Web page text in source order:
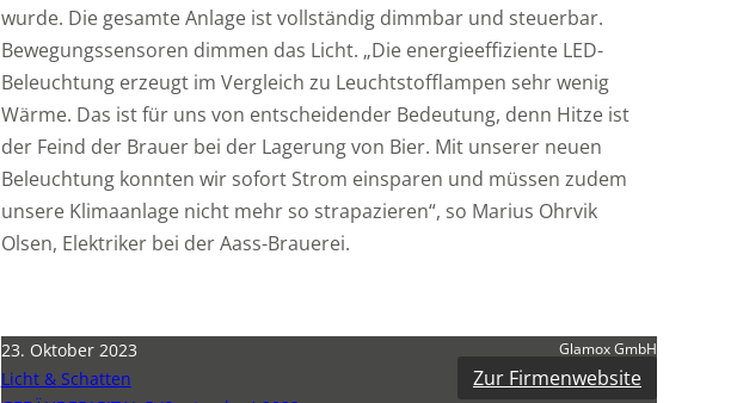
wurde. Die gesamte Anlage ist vollständig dimmbar und steuerbar.
Bewegungssensoren dimmen das Licht. „Die energieeffiziente LED-
Beleuchtung erzeugt im Vergleich zu Leuchtstofflampen sehr wenig
Wärme. Das ist für uns von entscheidender Bedeutung, denn Hitze ist
der Feind der Brauer bei der Lagerung von Bier. Mit unserer neuen
Beleuchtung konnten wir sofort Strom einsparen und müssen zudem
unsere Klimaanlage nicht mehr so strapazieren“, so Marius Ohrvik
Olsen, Elektriker bei der Aass-Brauerei.
23. Oktober 2023
Licht & Schatten
Glamox GmbH
Zur Firmenwebsite